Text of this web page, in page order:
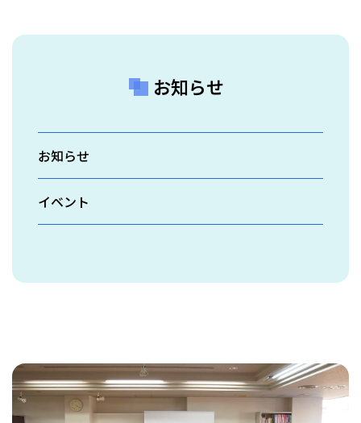
お知らせ
お知らせ
イベント